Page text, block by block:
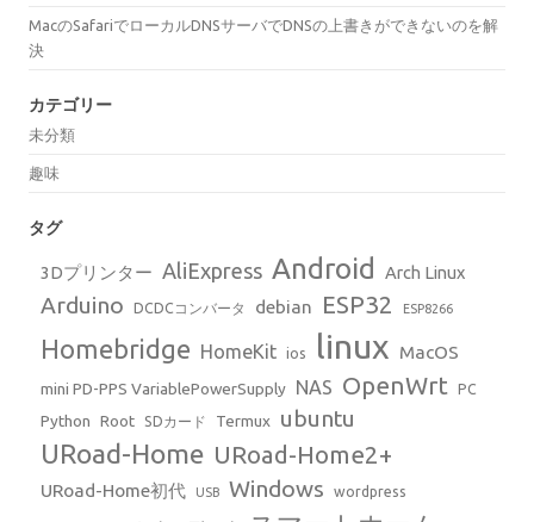
MacのSafariでローカルDNSサーバでDNSの上書きができないのを解
決
カテゴリー
未分類
趣味
タグ
3Dプリンター AliExpress Android Arch Linux
Arduino DCDCコンバータ debian ESP32 ESP8266
Homebridge HomeKit ios linux MacOS
mini PD-PPS VariablePowerSupply NAS OpenWrt PC
Python Root SDカード Termux ubuntu
URoad-Home URoad-Home2+
URoad-Home初代 USB Windows wordpress